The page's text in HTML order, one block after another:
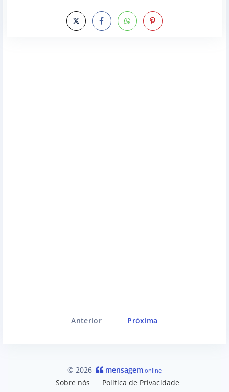
Anterior Próxima
© 2026 mensagem.online
Sobre nós Política de Privacidade